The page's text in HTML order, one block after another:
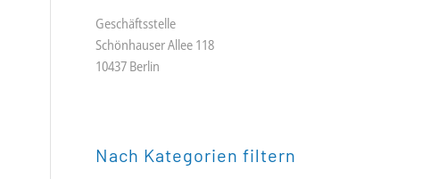
Geschäftsstelle
Schönhauser Allee 118
10437 Berlin
Nach Kategorien filtern